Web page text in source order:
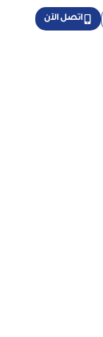
اتصل الآن